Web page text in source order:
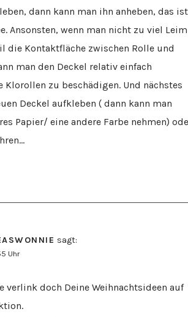
dann kann man ihn anheben, das ist
Ansonsten, wenn man nicht zu viel Leim
die Kontaktfläche zwischen Rolle und
man den Deckel relativ einfach
Klorollen zu beschädigen. Und nächstes
Deckel aufkleben ( dann kann man
Papier/ eine andere Farbe nehmen)
sagt:
Uhr
verlink doch Deine Weihnachtsideen auf